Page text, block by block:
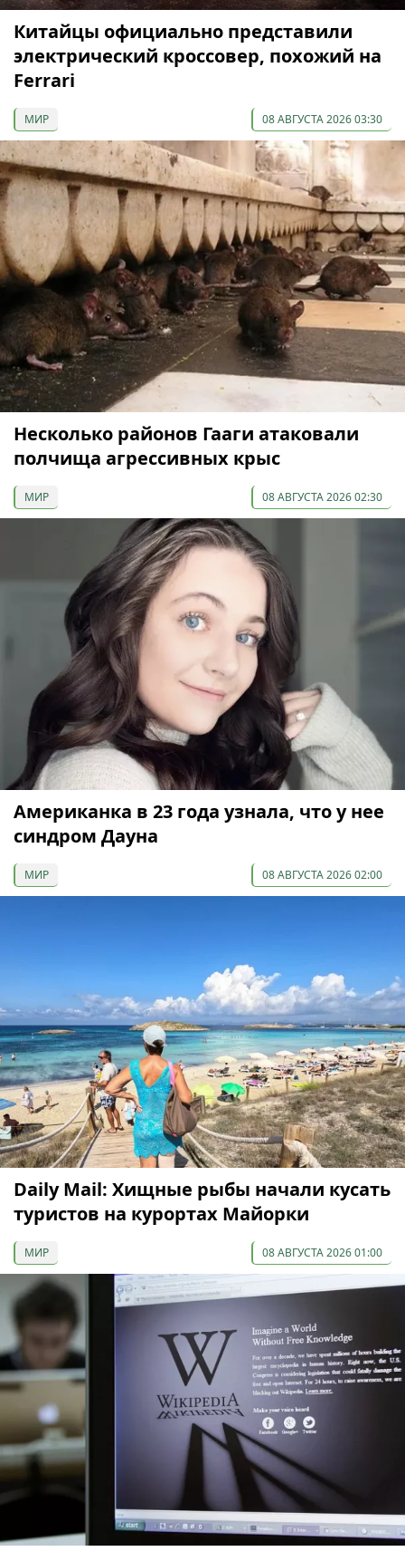
Китайцы официально представили
электрический кроссовер, похожий на
Ferrari
МИР 08 АВГУСТА 2026 03:30
Несколько районов Гааги атаковали
полчища агрессивных крыс
МИР 08 АВГУСТА 2026 02:30
Американка в 23 года узнала, что у нее
синдром Дауна
МИР 08 АВГУСТА 2026 02:00
Daily Mail: Хищные рыбы начали кусать
туристов на курортах Майорки
МИР 08 АВГУСТА 2026 01:00